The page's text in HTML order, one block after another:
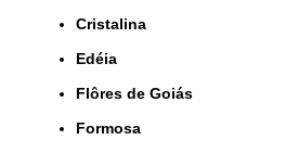
Cristalina
Edéia
Flôres de Goiás
Formosa